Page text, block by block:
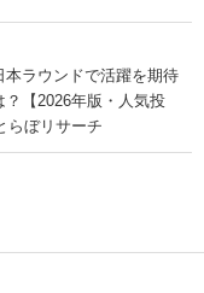
本ラウンドで活躍を期待
？【2026年版・人気投
らぼリサーチ